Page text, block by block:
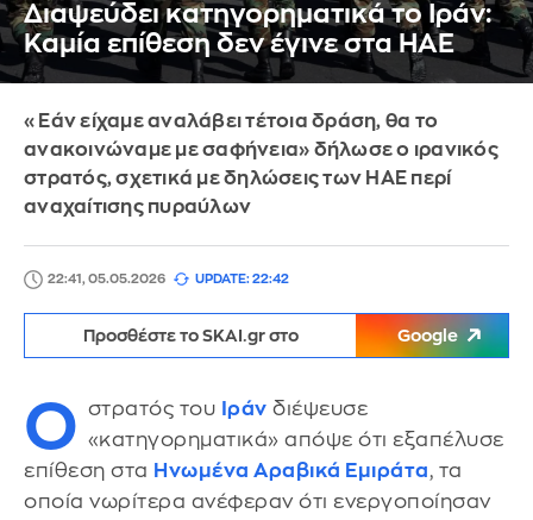
Διαψεύδει κατηγορηματικά το Ιράν:
Καμία επίθεση δεν έγινε στα ΗΑΕ
«Εάν είχαμε αναλάβει τέτοια δράση, θα το
ανακοινώναμε με σαφήνεια» δήλωσε ο ιρανικός
στρατός, σχετικά με δηλώσεις των ΗΑΕ περί
αναχαίτισης πυραύλων
22:41, 05.05.2026 UPDATE: 22:42
Προσθέστε το SKAI.gr στο Google
Ο στρατός του Ιράν διέψευσε
«κατηγορηματικά» απόψε ότι εξαπέλυσε
επίθεση στα Ηνωμένα Αραβικά Εμιράτα, τα
οποία νωρίτερα ανέφεραν ότι ενεργοποίησαν